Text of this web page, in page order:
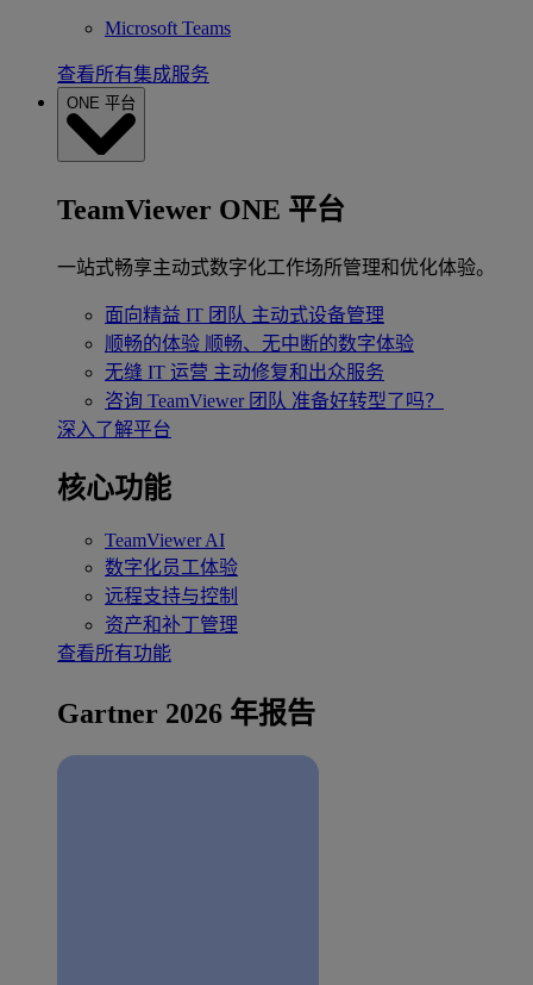
Microsoft Teams
查看所有集成服务
ONE 平台
TeamViewer ONE 平台
一站式畅享主动式数字化工作场所管理和优化体验。
面向精益 IT 团队 主动式设备管理
顺畅的体验 顺畅、无中断的数字体验
无缝 IT 运营 主动修复和出众服务
咨询 TeamViewer 团队 准备好转型了吗？
深入了解平台
核心功能
TeamViewer AI
数字化员工体验
远程支持与控制
资产和补丁管理
查看所有功能
Gartner 2026 年报告